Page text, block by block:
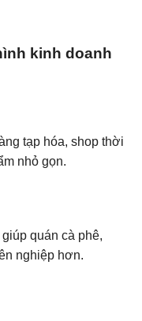
kinh doanh
tạp hóa, shop thời
nhỏ gọn.
quán cà phê,
nghiệp hơn.